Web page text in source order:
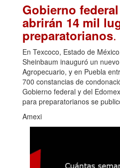
Gobierno
abrirán 14 mil
preparatorianos
En Texcoco, Estado de
Sheinbaum inauguró un
Agropecuario, y en Puebla
700 constancias de
Gobierno federal y del
para preparatorianos se
Amexi